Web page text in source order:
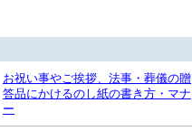
お祝い事やご挨拶、法事・葬儀の贈
答品にかけるのし紙の書き方・マナ
ー